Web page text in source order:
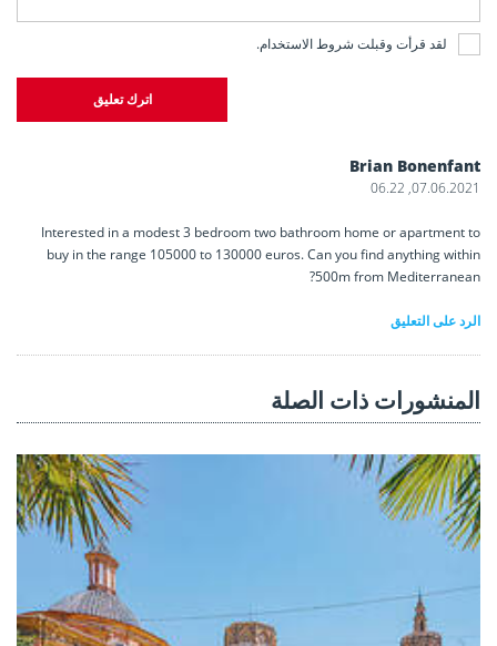
لقد قرأت وقبلت شروط الاستخدام.
اترك تعليق
Brian Bonenfant
07.06.2021, 06.22
Interested in a modest 3 bedroom two bathroom home or apartment to
buy in the range 105000 to 130000 euros. Can you find anything within
500m from Mediterranean?
الرد على التعليق
المنشورات ذات الصلة